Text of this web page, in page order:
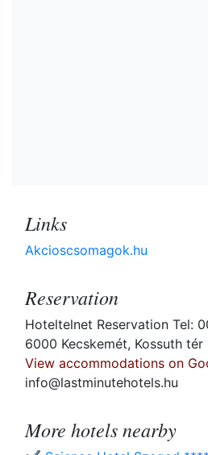
Links
Akcioscsomagok.hu
Reservation
Hoteltelnet Reservation Tel:
6000 Kecskemét, Kossuth tér
View accommodations on
info@lastminutehotels.hu
More hotels nearby